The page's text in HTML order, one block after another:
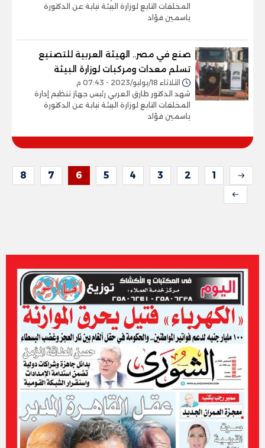
المخلفات التابع لوزارة البيئة نيابة عن الدكتورة
ياسمين فؤاد
صنع في مصر.. الهيئة العربية للتصنيع
تسلم معدات ومركبات لوزارة البيئة
الثلاثاء 18/يوليو/2023 - 07:43 م
شهد الدكتور طارق العربي رئيس جهاز تنظيم إدارة
المخلفات التابع لوزارة البيئة نيابة عن الدكتورة
ياسمين فؤاد
1
2
3
4
5
6
7
8